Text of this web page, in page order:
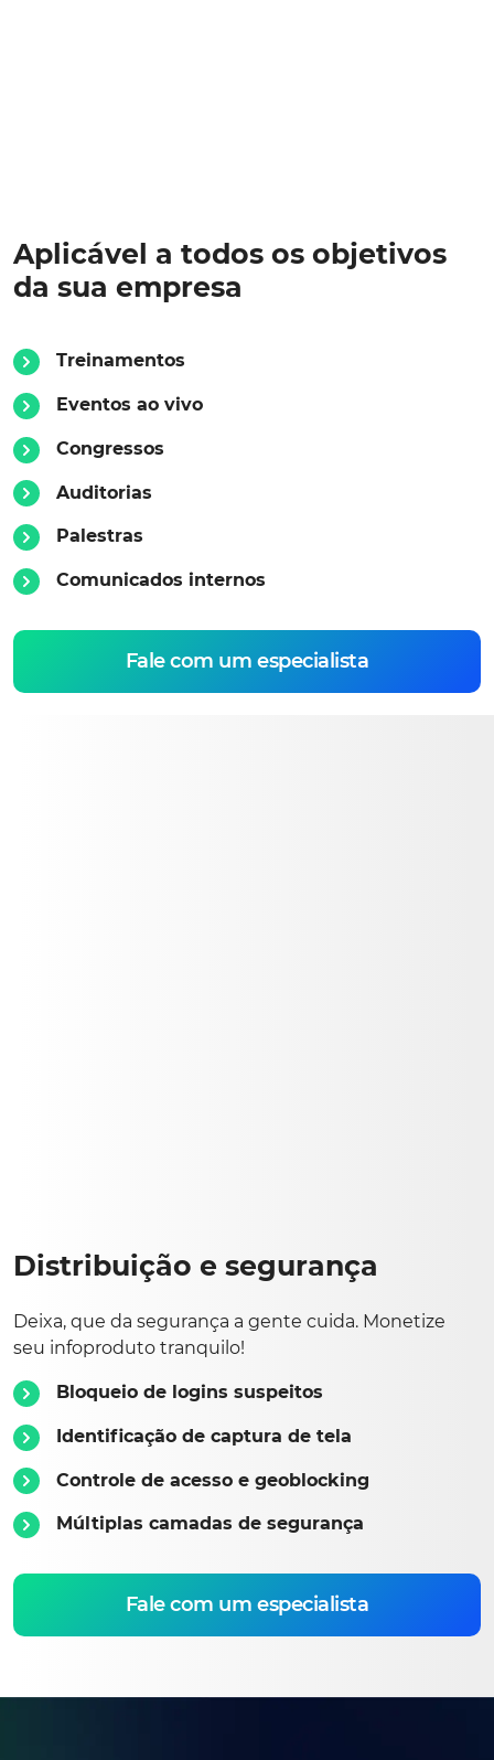
Aplicável a todos os objetivos
da sua empresa
Treinamentos
Eventos ao vivo
Congressos
Auditorias
Palestras
Comunicados internos
Fale com um especialista
Distribuição e segurança
Deixa, que da segurança a gente cuida. Monetize
seu infoproduto tranquilo!
Bloqueio de logins suspeitos
Identificação de captura de tela
Controle de acesso e geoblocking
Múltiplas camadas de segurança
Fale com um especialista